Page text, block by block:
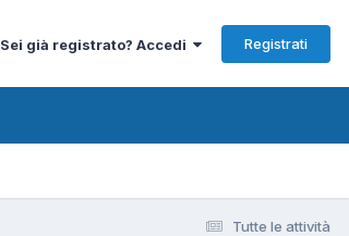
Sei già registrato? Accedi Registrati
Tutte le attività